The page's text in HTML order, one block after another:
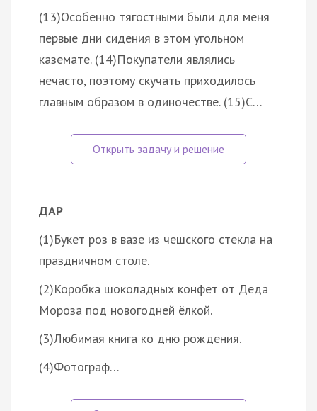
(13)Особенно тягостными были для меня
первые дни сидения в этом угольном
каземате. (14)Покупатели являлись
нечасто, поэтому скучать приходилось
главным образом в одиночестве. (15)С…
ДАР
(1)Букет роз в вазе из чешского стекла на
праздничном столе.
(2)Коробка шоколадных конфет от Деда
Мороза под новогодней ёлкой.
(3)Любимая книга ко дню рождения.
(4)Фотограф…